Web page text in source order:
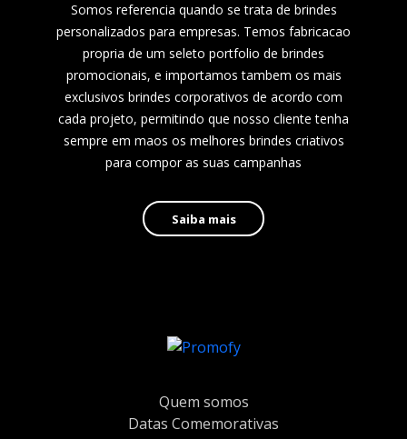
Somos referencia quando se trata de brindes
personalizados para empresas. Temos fabricacao
propria de um seleto portfolio de brindes
promocionais, e importamos tambem os mais
exclusivos brindes corporativos de acordo com
cada projeto, permitindo que nosso cliente tenha
sempre em maos os melhores brindes criativos
para compor as suas campanhas
Saiba mais
Quem somos
Datas Comemorativas